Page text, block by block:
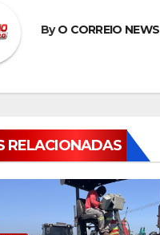
ByO CORREIO NEWS
RELACIONADAS